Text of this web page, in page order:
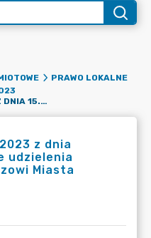
PRAWO LOKALNE
UCHWAŁA NR LXXII/307/2023 Z DNIA 15.06.2023 R. W SPRAWIE UDZIELENIA ABSOLUTORIUM BURMISTRZOWI MIASTA ZAWIDÓW
z dnia
udzielenia
Miasta